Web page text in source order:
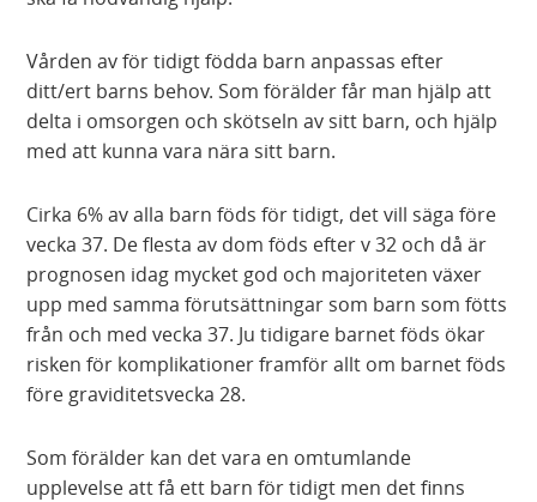
Vården av för tidigt födda barn anpassas efter
ditt/ert barns behov. Som förälder får man hjälp att
delta i omsorgen och skötseln av sitt barn, och hjälp
med att kunna vara nära sitt barn.
Cirka 6% av alla barn föds för tidigt, det vill säga före
vecka 37. De flesta av dom föds efter v 32 och då är
prognosen idag mycket god och majoriteten växer
upp med samma förutsättningar som barn som fötts
från och med vecka 37. Ju tidigare barnet föds ökar
risken för komplikationer framför allt om barnet föds
före graviditetsvecka 28.
Som förälder kan det vara en omtumlande
upplevelse att få ett barn för tidigt men det finns